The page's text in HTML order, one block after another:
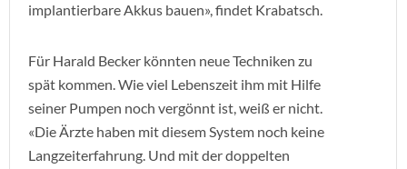
implantierbare Akkus bauen», findet Krabatsch.
Für Harald Becker könnten neue Techniken zu
spät kommen. Wie viel Lebenszeit ihm mit Hilfe
seiner Pumpen noch vergönnt ist, weiß er nicht.
«Die Ärzte haben mit diesem System noch keine
Langzeiterfahrung. Und mit der doppelten